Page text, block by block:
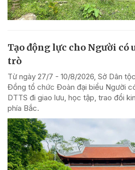
Tạo động lực cho Người có
trò
Từ ngày 27/7 - 10/8/2026, Sở Dân
Đồng tổ chức Đoàn đại biểu Người
DTTS đi giao lưu, học tập, trao đổi
phía Bắc.